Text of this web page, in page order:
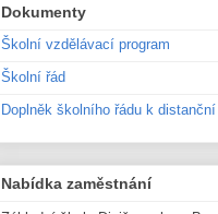
Dokumenty
Školní vzdělávací program
Školní řád
Doplněk školního řádu k
Nabídka zaměstnání